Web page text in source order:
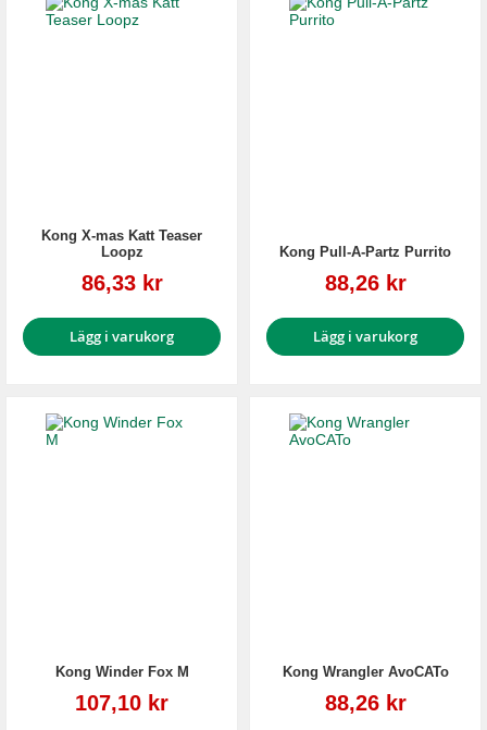
Kong X-mas Katt Teaser
Loopz
Reapris
86,33 kr
Lägg i varukorg
Kong Pull-A-Partz Purrito
Reapris
88,26 kr
Lägg i varukorg
Kong Winder Fox M
Reapris
107,10 kr
Kong Wrangler AvoCATo
Reapris
88,26 kr